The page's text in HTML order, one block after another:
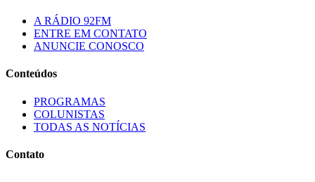
A RÁDIO 92FM
ENTRE EM CONTATO
ANUNCIE CONOSCO
Conteúdos
PROGRAMAS
COLUNISTAS
TODAS AS NOTÍCIAS
Contato